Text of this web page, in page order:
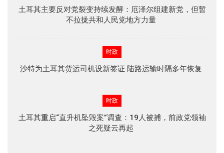
土耳其主要反对党裂变持续发酵：厄泽尔组建新党，但暂
不拉拢共和人民党地方力量
时政
沙特为土耳其货运司机设新签证 陆路运输时隔多年恢复
时政
土耳其重启“直升机坠毁案”调查：19人被捕，前政党领袖
之死疑云再起